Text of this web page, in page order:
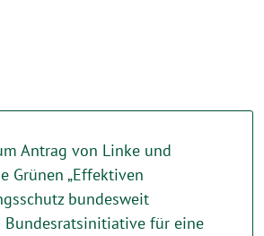
Antrag von Linke und
Grünen „Effektiven
bundesweit
Bundesratsinitiative für eine